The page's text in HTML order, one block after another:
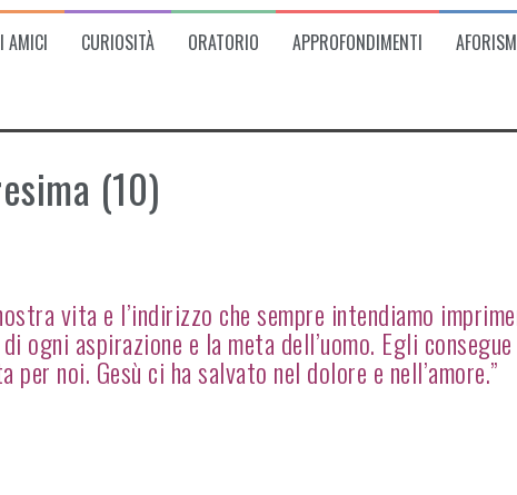
AMICI CURIOSITÀ ORATORIO APPROFONDIMENTI
(10)
vita e l’indirizzo che sempre intendiamo
ogni aspirazione e la meta dell’uomo. Egli
noi. Gesù ci ha salvato nel dolore e nell’amore.”